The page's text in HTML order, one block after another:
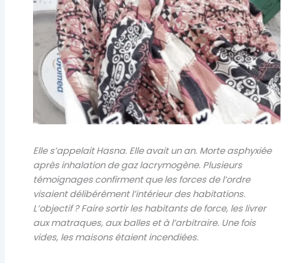
Elle s’appelait Hasna. Elle avait un an. Morte asphyxiée
après inhalation de gaz lacrymogène. Plusieurs
témoignages confirment que les forces de l’ordre
visaient délibérément l’intérieur des habitations.
L’objectif ? Faire sortir les habitants de force, les livrer
aux matraques, aux balles et à l’arbitraire. Une fois
vides, les maisons étaient incendiées.